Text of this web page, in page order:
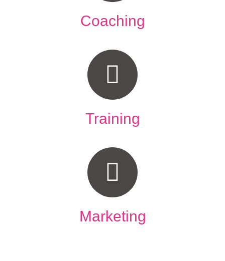
Coaching
Training
Marketing